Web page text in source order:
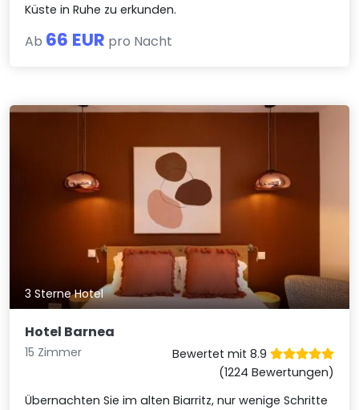
Küste in Ruhe zu erkunden.
Ab 66 EUR pro Nacht
3 Sterne Hotel
Hotel Barnea
15 Zimmer
Bewertet mit 8.9
(1224 Bewertungen)
Übernachten Sie im alten Biarritz, nur wenige Schritte